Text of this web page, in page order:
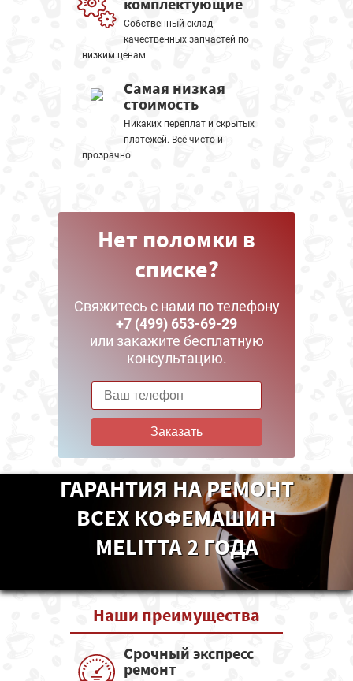
Собственный склад
качественных запчастей по
низким ценам.
Самая низкая
стоимость
Никаких переплат и скрытых
платежей. Всё чисто и
прозрачно.
Нет поломки в
списке?
Свяжитесь с нами по телефону
+7 (499) 653-69-29
или закажите бесплатную
консультацию.
Заказать
ГАРАНТИЯ НА РЕМОНТ
ВСЕХ КОФЕМАШИН
MELITTA 2 ГОДА
Наши преимущества
Срочный экспресс
ремонт